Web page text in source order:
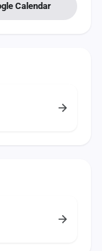
Calendar